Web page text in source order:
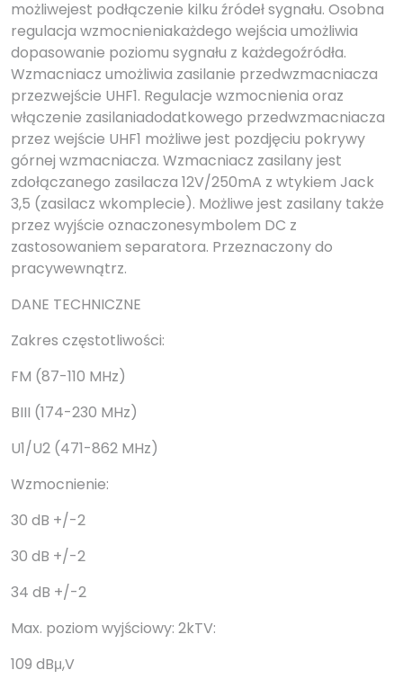
możliwejest podłączenie kilku źródeł sygnału. Osobna
regulacja wzmocnieniakażdego wejścia umożliwia
dopasowanie poziomu sygnału z każdegoźródła.
Wzmacniacz umożliwia zasilanie przedwzmacniacza
przezwejście UHF1. Regulacje wzmocnienia oraz
włączenie zasilaniadodatkowego przedwzmacniacza
przez wejście UHF1 możliwe jest pozdjęciu pokrywy
górnej wzmacniacza. Wzmacniacz zasilany jest
zdołączanego zasilacza 12V/250mA z wtykiem Jack
3,5 (zasilacz wkomplecie). Możliwe jest zasilany także
przez wyjście oznaczonesymbolem DC z
zastosowaniem separatora. Przeznaczony do
pracywewnątrz.
DANE TECHNICZNE
Zakres częstotliwości:
FM (87-110 MHz)
BIII (174-230 MHz)
U1/U2 (471-862 MHz)
Wzmocnienie:
30 dB +/-2
30 dB +/-2
34 dB +/-2
Max. poziom wyjściowy: 2kTV:
109 dBμ,V